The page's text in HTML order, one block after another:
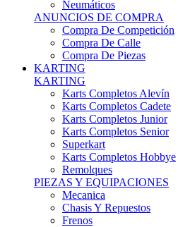
Compra De Competición
Compra De Calle
Compra De Piezas
KARTING
KARTING
Karts Completos Alevín
Karts Completos Cadete
Karts Completos Junior
Karts Completos Senior
Superkart
Karts Completos Hobbye
Remolques
PIEZAS Y EQUIPACIONES
Mecanica
Chasis Y Repuestos
Frenos
Llantas